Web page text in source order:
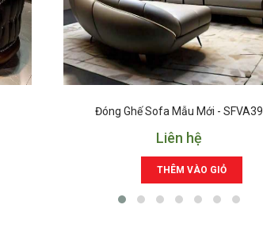
Đóng Ghế Sofa Mẫu Mới - SFVA39
Liên hệ
THÊM VÀO GIỎ